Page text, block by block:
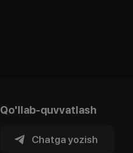
Qo'llab-quvvatlash
Chatga yozish